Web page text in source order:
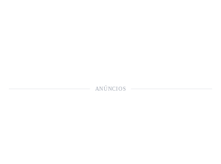
ANÚNCIOS